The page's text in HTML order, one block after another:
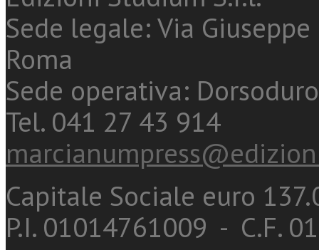
Sede legale: Via
Roma
Sede operativa:
Tel. 041 27 43 914
Capitale Sociale euro
P.I. 01014761009 - C.F.